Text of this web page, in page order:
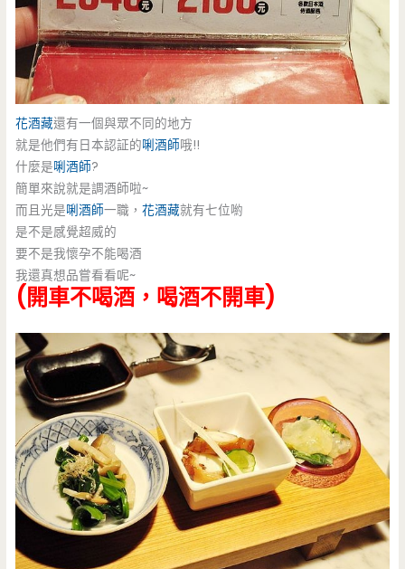
花酒藏還有一個與眾不同的地方
就是他們有日本認証的唎酒師哦!!
什麼是唎酒師?
簡單來說就是調酒師啦~
而且光是唎酒師一職，花酒藏就有七位喲
是不是感覺超威的
要不是我懷孕不能喝酒
我還真想品嘗看看呢~
(開車不喝酒，喝酒不開車)